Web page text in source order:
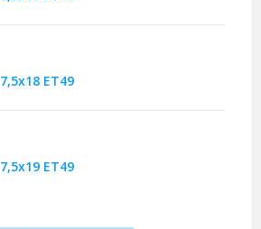
7,5x18 ET49
7,5x19 ET49